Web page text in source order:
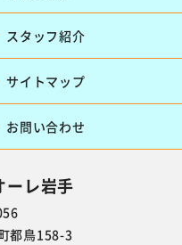
スタッフ紹介
サイトマップ
お問い合わせ
ーレ岩手
都鳥158-3